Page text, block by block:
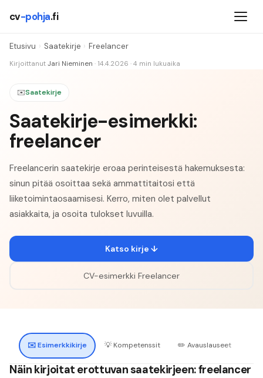
cv-pohja.fi
Etusivu › Saatekirje › Freelancer
Kirjoittanut Jari Nieminen · 14.4.2026 · 4 min lukuaika
✉️Saatekirje
Saatekirje-esimerkki:
freelancer
Freelancerin saatekirje eroaa perinteisestä hakemuksesta:
sinun pitää osoittaa sekä ammattitaitosi että
liiketoimintaosaamisesi. Kerro, miten olet palvellut
asiakkaita, ja osoita tulokset luvuilla.
Katso kirje ↓
CV-esimerkki Freelancer
✉️Esimerkkikirje 💡 Kompetenssit ✏️ Avauslauseet
Näin kirjoitat erottuvan saatekirjeen: freelancer